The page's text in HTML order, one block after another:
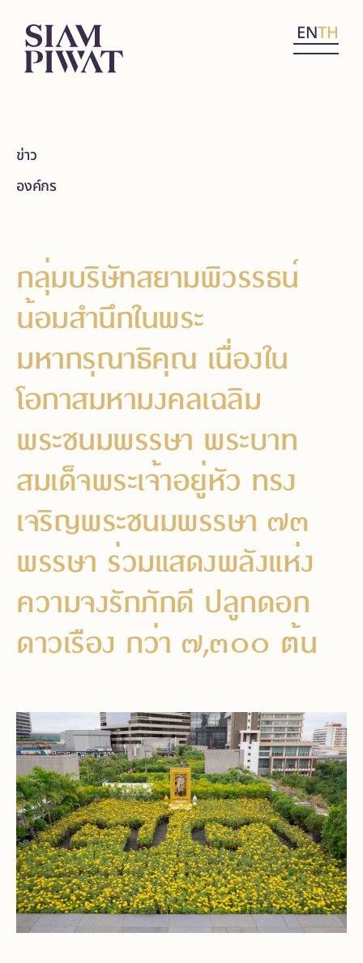
ENTH
ข่าว
องค์กร
กลุ่มบริษัทสยามพิวรรธน์
น้อมสำนึกในพระ
มหากรุณาธิคุณ เนื่องใน
โอกาสมหามงคลเฉลิม
พระชนมพรรษา พระบาท
สมเด็จพระเจ้าอยู่หัว ทรง
เจริญพระชนมพรรษา ๗๓
พรรษา ร่วมแสดงพลังแห่ง
ความจงรักภักดี ปลูกดอก
ดาวเรือง กว่า ๗,๓๐๐ ต้น